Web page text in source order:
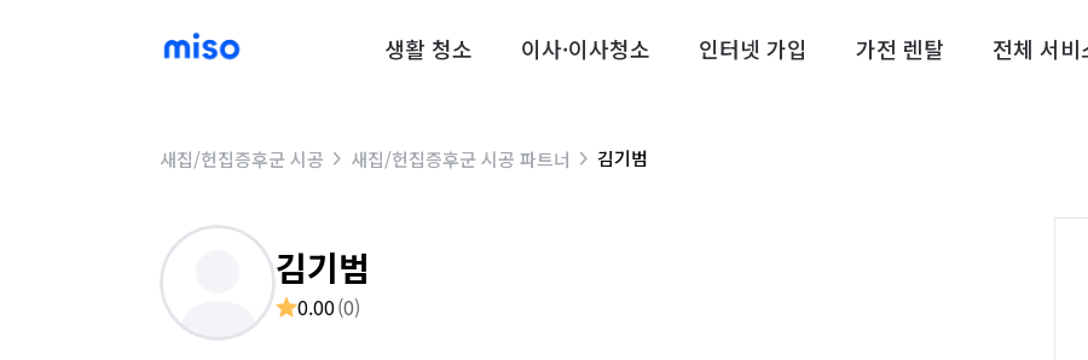
생활 청소 이사·이사청소 인터넷 가입 가전 렌탈 전체 서비
새집/헌집증후군 시공 새집/헌집증후군 시공 파트너 김기범
김기범
0.00(0)